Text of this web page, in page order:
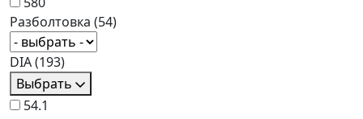
Разболтовка (54)
DIA(193)
Выбрать
54.1